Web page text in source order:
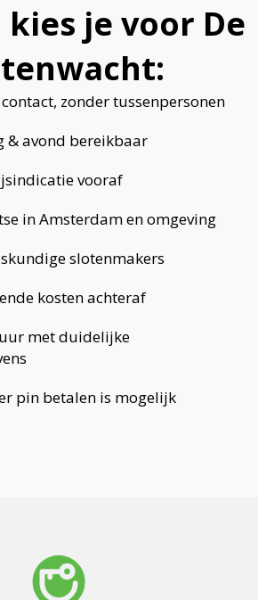
je voor De
zonder tussenpersonen
& avond bereikbaar
vooraf
in Amsterdam en omgeving
slotenmakers
kosten achteraf
met duidelijke
pin betalen is mogelijk